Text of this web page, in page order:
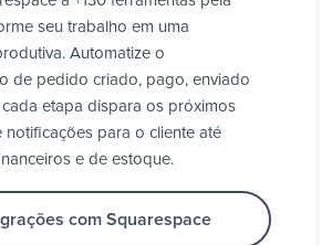
seu trabalho em uma
Automatize o
de pedido criado, pago, enviado
etapa dispara os próximos
notificações para o cliente até
e de estoque.
com Squarespace